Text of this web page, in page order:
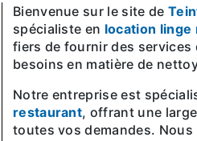
Bienvenue sur le site de
spécialiste en location linge
fiers de fournir des
besoins en matière de
Notre entreprise est
restaurant, offrant une
toutes vos demandes.